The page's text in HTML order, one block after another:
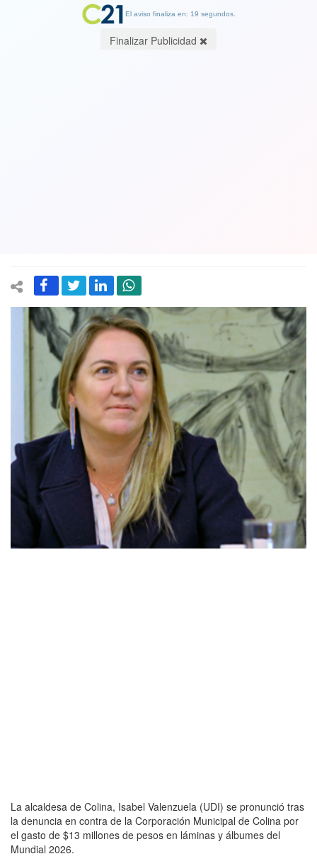
La alcaldesa de Colina, Isabel Valenzuela (UDI) se pronunció tras
la denuncia en contra de la Corporación Municipal de Colina por
el gasto de $13 millones de pesos en láminas y álbumes del
Mundial 2026.
El aviso finaliza en: 19 segundos.
Finalizar Publicidad